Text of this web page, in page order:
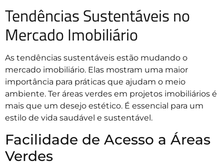
Tendências Sustentáveis no
Mercado Imobiliário
As tendências sustentáveis estão mudando o
mercado imobiliário. Elas mostram uma maior
importância para práticas que ajudam o meio
ambiente. Ter áreas verdes em projetos imobiliários é
mais que um desejo estético. É essencial para um
estilo de vida saudável e sustentável.
Facilidade de Acesso a Áreas
Verdes